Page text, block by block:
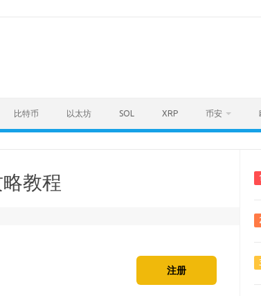
比特币 以太坊 SOL XRP 币安
教程
注册
1